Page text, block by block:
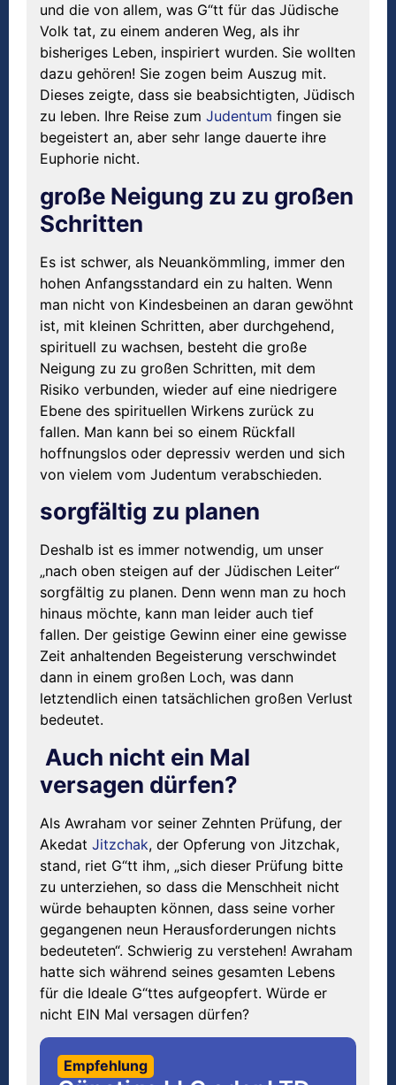
und die von allem, was G“tt für das Jüdische
Volk tat, zu einem anderen Weg, als ihr
bisheriges Leben, inspiriert wurden. Sie wollten
dazu gehören! Sie zogen beim Auszug mit.
Dieses zeigte, dass sie beabsichtigten, Jüdisch
zu leben. Ihre Reise zum Judentum fingen sie
begeistert an, aber sehr lange dauerte ihre
Euphorie nicht.
große Neigung zu zu großen
Schritten
Es ist schwer, als Neuankömmling, immer den
hohen Anfangsstandard ein zu halten. Wenn
man nicht von Kindesbeinen an daran gewöhnt
ist, mit kleinen Schritten, aber durchgehend,
spirituell zu wachsen, besteht die große
Neigung zu zu großen Schritten, mit dem
Risiko verbunden, wieder auf eine niedrigere
Ebene des spirituellen Wirkens zurück zu
fallen. Man kann bei so einem Rückfall
hoffnungslos oder depressiv werden und sich
von vielem vom Judentum verabschieden.
sorgfältig zu planen
Deshalb ist es immer notwendig, um unser
„nach oben steigen auf der Jüdischen Leiter“
sorgfältig zu planen. Denn wenn man zu hoch
hinaus möchte, kann man leider auch tief
fallen. Der geistige Gewinn einer eine gewisse
Zeit anhaltenden Begeisterung verschwindet
dann in einem großen Loch, was dann
letztendlich einen tatsächlichen großen Verlust
bedeutet.
Auch nicht ein Mal
versagen dürfen?
Als Awraham vor seiner Zehnten Prüfung, der
Akedat Jitzchak, der Opferung von Jitzchak,
stand, riet G“tt ihm, „sich dieser Prüfung bitte
zu unterziehen, so dass die Menschheit nicht
würde behaupten können, dass seine vorher
gegangenen neun Herausforderungen nichts
bedeuteten“. Schwierig zu verstehen! Awraham
hatte sich während seines gesamten Lebens
für die Ideale G“ttes aufgeopfert. Würde er
nicht EIN Mal versagen dürfen?
Empfehlung